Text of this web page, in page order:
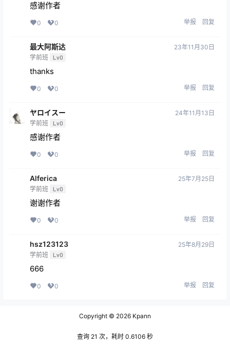
感谢作者
0 0 举报 回复
最大阿斯达
学前班 Lv0
23年11月30日
thanks
0 0 举报 回复
ヤロイスー
学前班 Lv0
24年11月13日
感谢作者
0 0 举报 回复
Alferica
学前班 Lv0
25年7月25日
谢谢作者
0 0 举报 回复
hsz123123
学前班 Lv0
25年8月29日
666
0 0 举报 回复
Copyright © 2026 Kpann
查询 21 次，耗时 0.6106 秒